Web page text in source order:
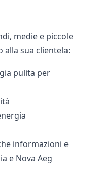
medie e piccole
alla sua clientela:
pulita per
informazioni e
e Nova Aeg